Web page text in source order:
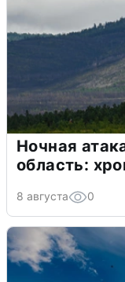
Ночная
область:
8 августа 0